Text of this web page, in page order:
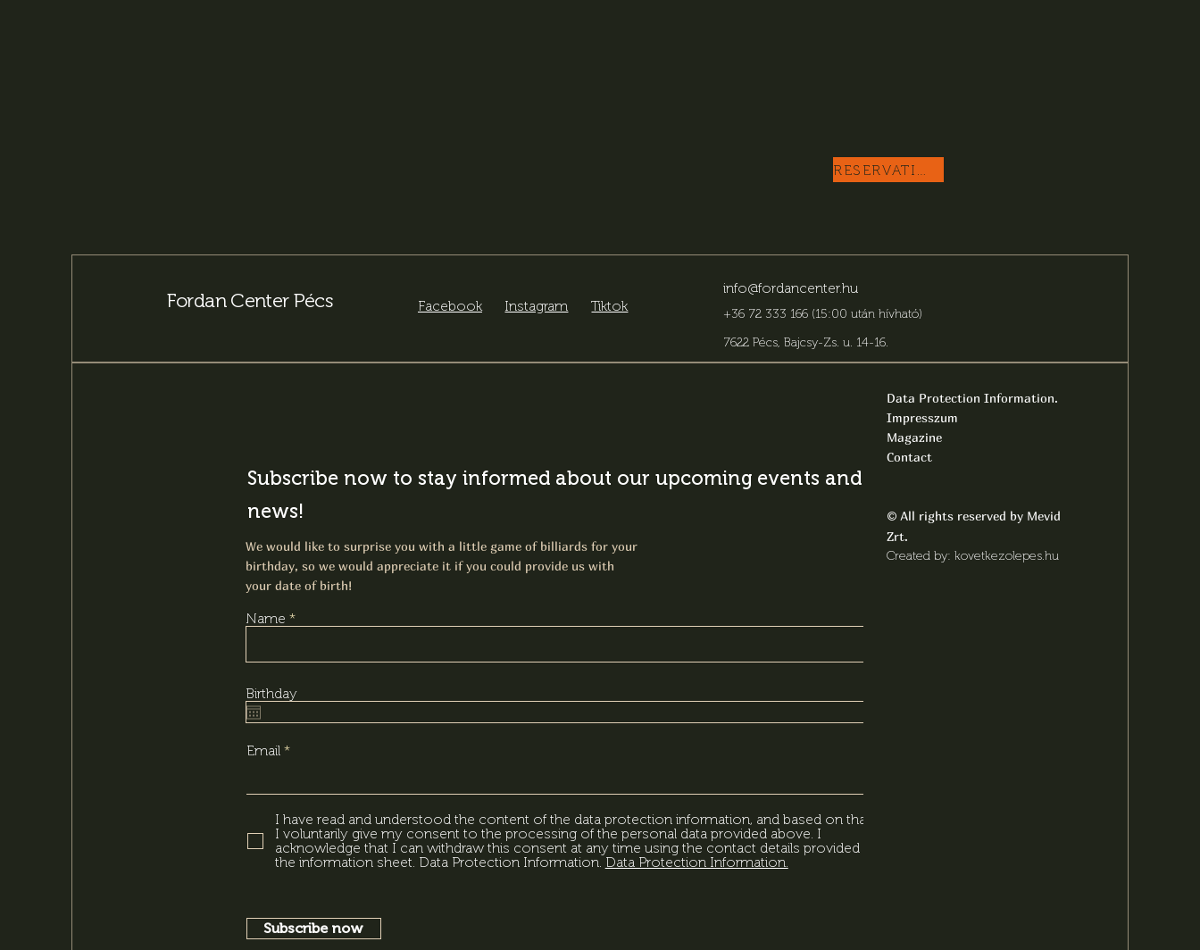
Fordan Center Pécs Facebook Instagram Tiktok
info@fordancenter.hu
+36 72 333 166 (15:00 után hívható)
7622 Pécs, Bajcsy-Zs. u. 14-16.
Subscribe now to stay informed about our upcoming events and latest
news!
We would like to surprise you with a little game of billiards for your
birthday, so we would appreciate it if you could provide us with
your date of birth!
Name
Birthday
Email
I have read and understood the content of the data protection information, and based on that,
I voluntarily give my consent to the processing of the personal data provided above. I
acknowledge that I can withdraw this consent at any time using the contact details provided in
the information sheet. Data Protection Information. Data Protection Information.
Subscribe now
Data Protection Information.
Impresszum
Magazine
Contact
©All rights reserved by Mevid
Zrt.
Created by: kovetkezolepes.hu